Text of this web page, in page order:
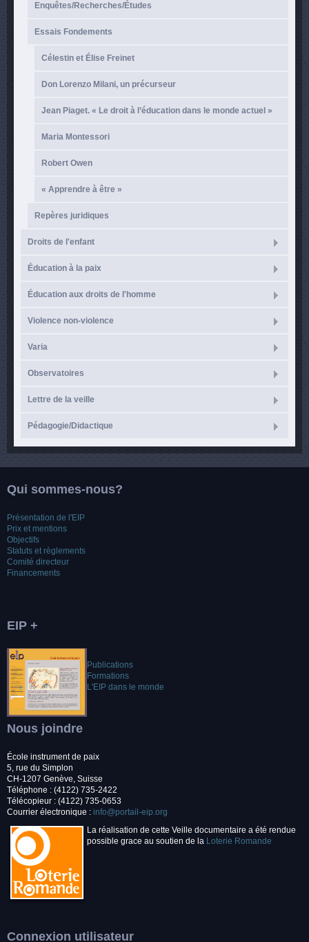
Enquêtes/Recherches/Études
Essais Fondements
Célestin et Élise Freinet
Don Lorenzo Milani, un précurseur
Jean Piaget. « Le droit à l’éducation dans le monde actuel »
Maria Montessori
Robert Owen
« Apprendre à être »
Repères juridiques
Droits de l'enfant
Éducation à la paix
Éducation aux droits de l'homme
Violence non-violence
Varia
Observatoires
Lettre de la veille
Pédagogie/Didactique
Qui sommes-nous?
Présentation de l'EIP
Prix et mentions
Objectifs
Statuts et règlements
Comité directeur
Financements
EIP +
Publications
Formations
L'EIP dans le monde
Nous joindre
École instrument de paix
5, rue du Simplon
CH-1207 Genève, Suisse
Téléphone : (4122) 735-2422
Télécopieur : (4122) 735-0653
Courrier électronique : info@portail-eip.org
La réalisation de cette Veille documentaire a été rendue
possible grace au soutien de la Loterie Romande
Connexion utilisateur